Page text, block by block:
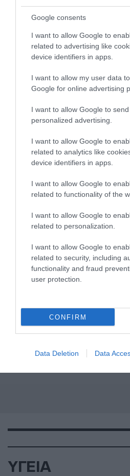
Google consents
I want to allow Google to
related to advertising like
device identifiers in apps.
I want to allow my user data
Google for online advertising
I want to allow Google to
personalized advertising.
I want to allow Google to
related to analytics like
device identifiers in apps.
I want to allow Google to
related to functionality of the
I want to allow Google to
related to personalization.
I want to allow Google to
related to security, including
functionality and fraud
user protection.
CONFIRM
Data Deletion Data
ΥΓΕΙΑ